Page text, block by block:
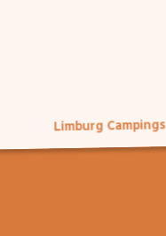
Limburg Campings